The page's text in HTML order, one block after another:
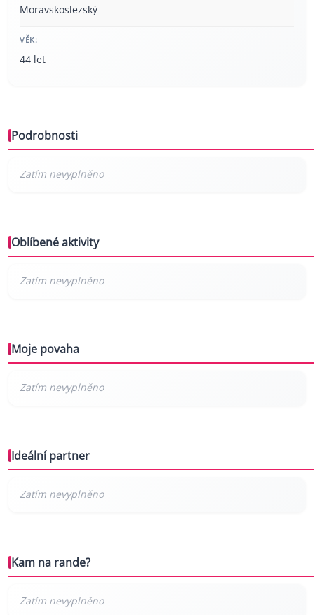
Moravskoslezský
VĚK:
44 let
Podrobnosti
Oblíbené aktivity
Moje povaha
Ideální partner
Kam na rande?